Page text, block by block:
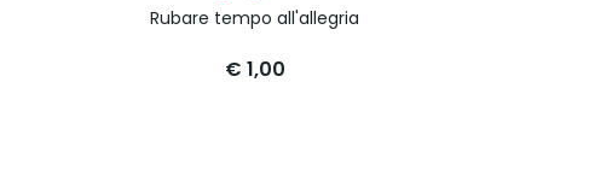
Rubare tempo all'allegria
€ 1,00